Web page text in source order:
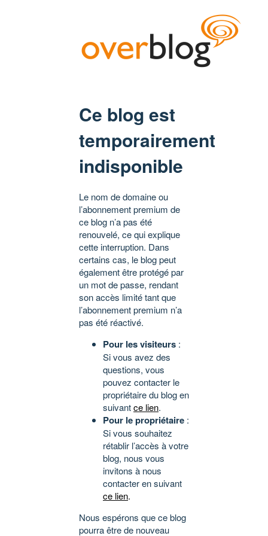
Ce blog est
temporairement
indisponible
Le nom de domaine ou
l’abonnement premium de
ce blog n’a pas été
renouvelé, ce qui explique
cette interruption. Dans
certains cas, le blog peut
également être protégé par
un mot de passe, rendant
son accès limité tant que
l’abonnement premium n’a
pas été réactivé.
Pour les visiteurs :
Si vous avez des
questions, vous
pouvez contacter le
propriétaire du blog en
suivantce lien.
Pour le propriétaire :
Si vous souhaitez
rétablir l’accès à votre
blog, nous vous
invitons à nous
contacter en suivant
ce lien.
Nous espérons que ce blog
pourra être de nouveau